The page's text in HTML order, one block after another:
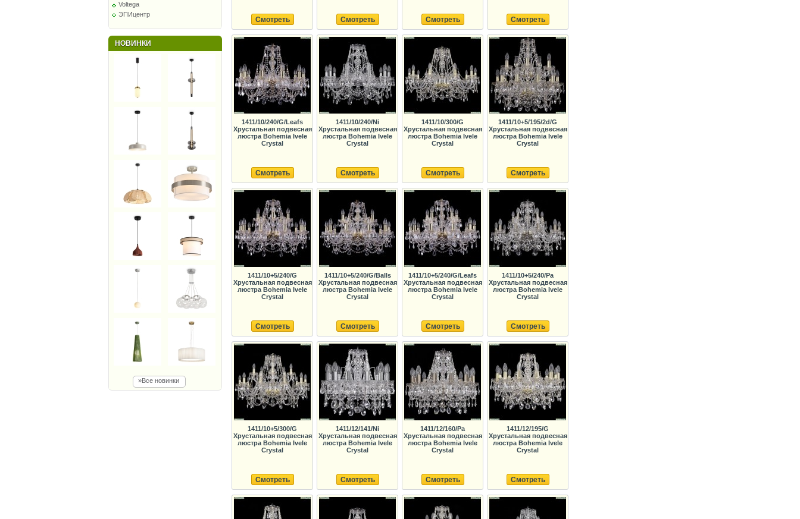
Voltega
ЭПИцентр
НОВИНКИ
»Все новинки
Смотреть Смотреть Смотреть Смотреть
1411/10/240/G/Leafs
Хрустальная подвесная
люстра Bohemia Ivele
Crystal
Смотреть
1411/10/240/Ni
Хрустальная подвесная
люстра Bohemia Ivele
Crystal
Смотреть
1411/10/300/G
Хрустальная подвесная
люстра Bohemia Ivele
Crystal
Смотреть
1411/10+5/195/2d/G
Хрустальная подвесная
люстра Bohemia Ivele
Crystal
Смотреть
1411/10+5/240/G
Хрустальная подвесная
люстра Bohemia Ivele
Crystal
Смотреть
1411/10+5/240/G/Balls
Хрустальная подвесная
люстра Bohemia Ivele
Crystal
Смотреть
1411/10+5/240/G/Leafs
Хрустальная подвесная
люстра Bohemia Ivele
Crystal
Смотреть
1411/10+5/240/Pa
Хрустальная подвесная
люстра Bohemia Ivele
Crystal
Смотреть
1411/10+5/300/G
Хрустальная подвесная
люстра Bohemia Ivele
Crystal
Смотреть
1411/12/141/Ni
Хрустальная подвесная
люстра Bohemia Ivele
Crystal
Смотреть
1411/12/160/Pa
Хрустальная подвесная
люстра Bohemia Ivele
Crystal
Смотреть
1411/12/195/G
Хрустальная подвесная
люстра Bohemia Ivele
Crystal
Смотреть